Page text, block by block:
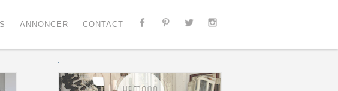
ANNONCER CONTACT